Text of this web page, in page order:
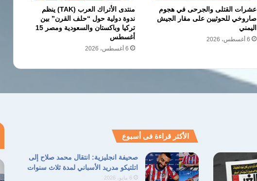
عشرات القتلى والجرحى في هجوم
صاروخي للحوثيين على مقار الجيش
اليمني
6 أغسطس، 2026
منتدى الأتراك العرب (TAK) ينظم
ندوة دولية حول “حلف القرن” بين
تركيا وباكستان والسعودية ومصر 15
أغسطس
6 أغسطس، 2026
الأكثر قراءة فى أسبوع
صحيفة انجليزية: انتقال محمد صلاح إلى
اتلتيكو مدريد الأسباني لمدة ثلاث سنوات
6 مايو، 2026